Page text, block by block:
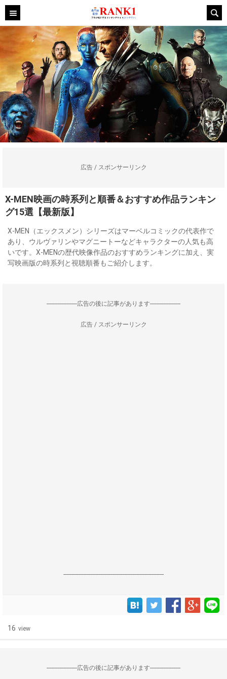
広告 / スポンサーリンク
X-MEN映画の時系列と順番＆おすすめ作品ランキン
グ15選【最新版】
X-MEN（エックスメン）シリーズはマーベルコミックの代表作で
あり、ウルヴァリンやマグニートーなどキャラクターの人気も高
いです。X-MENの歴代映像作品のおすすめランキングに加え、実
写映画版の時系列と視聴順番もご紹介します。
--------------------広告の後に記事があります--------------------
広告 / スポンサーリンク
------------------------------------------------------------------
16 view
--------------------広告の後に記事があります--------------------